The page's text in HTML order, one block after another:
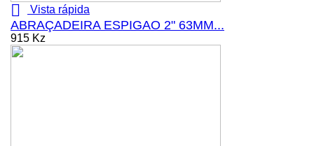
 Vista rápida
ABRAÇADEIRA ESPIGAO 2" 63MM...
915 Kz